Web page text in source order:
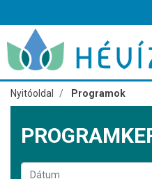
Nyitóoldal Programok